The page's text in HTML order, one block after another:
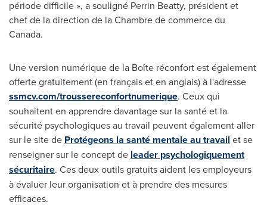
période difficile », a souligné Perrin Beatty, président et
chef de la direction de laChambre decommerce du
Canada.
Une version numérique de la Boîte réconfort est également
offerte gratuitement (en français et en anglais) à l'adresse
ssmcv.com/troussereconfortnumerique. Ceux qui
souhaitent en apprendre davantage sur la santé et la
sécurité psychologiques au travail peuvent également aller
sur le site de Protégeons la santé mentale au travail et se
renseigner sur le concept de leader psychologiquement
sécuritaire. Ces deux outils gratuits aident les employeurs
à évaluer leur organisation et à prendre des mesures
efficaces.